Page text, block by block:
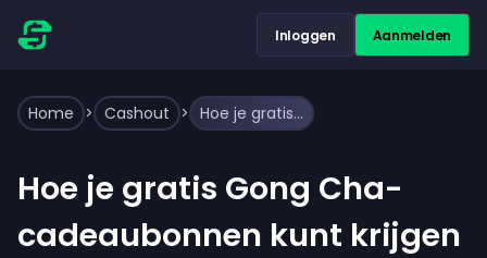
Inloggen Aanmelden
Home > Cashout > Hoe je gratis Gong Cha-cadeaubonnen kunt krijgen
Hoe je gratis Gong Cha-
cadeaubonnen kunt krijgen